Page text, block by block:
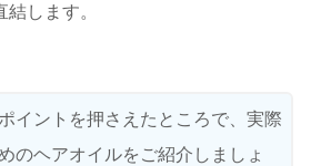
します。
イントを押さえたところで、実際
のヘアオイルをご紹介しましょ